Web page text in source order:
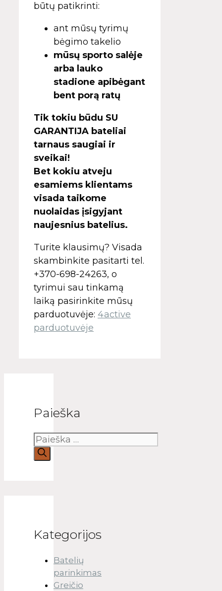
būtų patikrinti:
ant mūsų tyrimų
bėgimo takelio
mūsų sporto salėje
arba lauko
stadione apibėgant
bent porą ratų
Tik tokiu būdu SU
GARANTIJA bateliai
tarnaus saugiai ir
sveikai!
Bet kokiu atveju
esamiems klientams
visada taikome
nuolaidas įsigyjant
naujesnius batelius.
Turite klausimų? Visada
skambinkite pasitarti tel.
+370-698-24263, o
tyrimui sau tinkamą
laiką pasirinkite mūsų
parduotuvėje: ​ 4active
parduotuvėje
Paieška
Kategorijos
Batelių
parinkimas
Greičio